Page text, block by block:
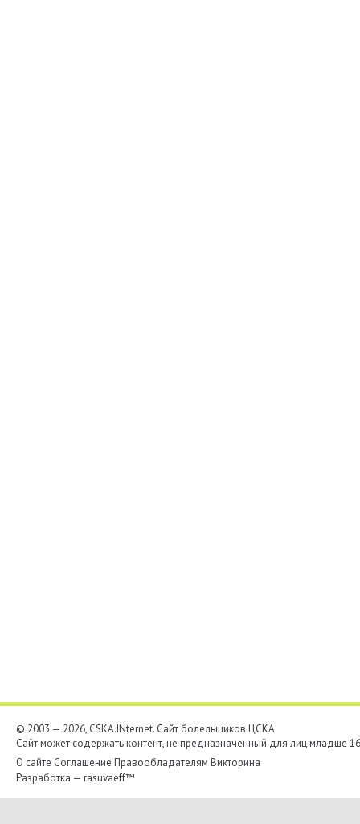
© 2003 — 2026, CSKA.INternet. Cайт болельщиков ЦСКА
Сайт может содержать контент, не предназначенный для лиц младше
О сайте Соглашение Правообладателям Викторина
Разработка — rasuvaeff™